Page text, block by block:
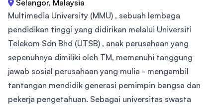
Selangor, Malaysia
Multimedia University (MMU) , sebuah lembaga
pendidikan tinggi yang didirikan melalui Universiti
Telekom Sdn Bhd (UTSB) , anak perusahaan yang
sepenuhnya dimiliki oleh TM, memenuhi tanggung
jawab sosial perusahaan yang mulia - mengambil
tantangan mendidik generasi pemimpin bangsa dan
pekerja pengetahuan. Sebagai universitas swasta